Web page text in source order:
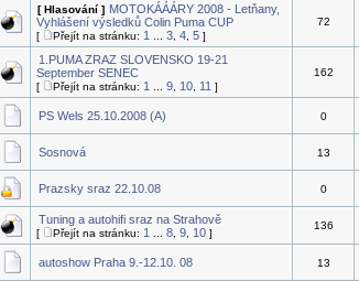
[ Hlasování ] MOTOKÁÁÁRY 2008 - Letňany,
Vyhlášení výsledků Colin Puma CUP
[ Přejít na stránku: 1 3 4 5 ]
72
1.PUMA ZRAZ SLOVENSKO 19-21
September SENEC
[ Přejít na stránku: 1 9 10 11 ]
162
PS Wels 25.10.2008 (A) 0
Sosnová 13
Prazsky sraz 22.10.08 0
Tuning a autohifi sraz na Strahově
[ Přejít na stránku: 1 8 9 10 ]
136
autoshow Praha 9.-12.10. 08 13